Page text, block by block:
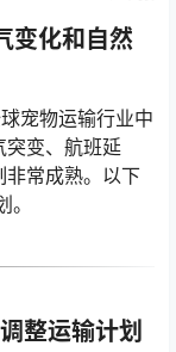
变化和自然
宠物运输行业中
突变、航班延
非常成熟。以下
整运输计划